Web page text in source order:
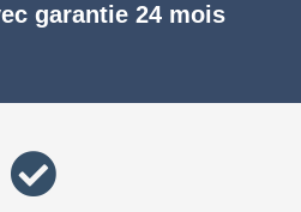
garantie 24 mois